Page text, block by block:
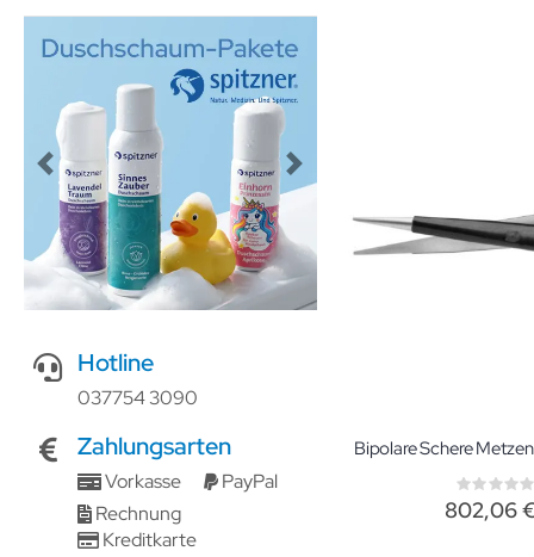
0%
802,06
Previous Next
Hotline
037754 3090
Zahlungsarten
Vorkasse
PayPal
Rechnung
Kreditkarte